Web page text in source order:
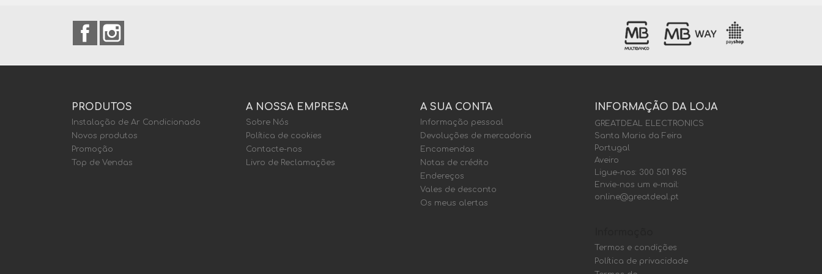
Facebook
PRODUTOS
Instalação de Ar Condicionado
Novos produtos
Promoção
Top de Vendas
A NOSSA EMPRESA
Sobre Nós
Política de cookies
Contacte-nos
Livro de Reclamações
A SUA CONTA
Informação pessoal
Devoluções de mercadoria
Encomendas
Notas de crédito
Endereços
Vales de desconto
Os meus alertas
INFORMAÇÃO DA LOJA
GREATDEAL ELECTRONICS
Santa Maria da Feira
Portugal
Aveiro
Ligue-nos: 300 501 985
Envie-nos um e-mail:
online@greatdeal.pt
Termos e condições
Política de privacidade